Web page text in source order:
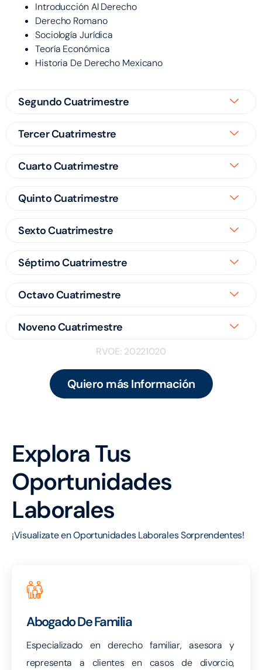
Introducción Al Derecho
Derecho Romano
Sociología Jurídica
Teoría Económica
Historia De Derecho Mexicano
Segundo Cuatrimestre
Tercer Cuatrimestre
Cuarto Cuatrimestre
Quinto Cuatrimestre
Sexto Cuatrimestre
Séptimo Cuatrimestre
Octavo Cuatrimestre
Noveno Cuatrimestre
RVOE: 20221020
Quiero más Información
Explora Tus
Oportunidades
Laborales
¡Visualizate en Oportunidades Laborales Sorprendentes!
Abogado De Familia
Especializado en derecho familiar, asesora y
representa a clientes en casos de divorcio,